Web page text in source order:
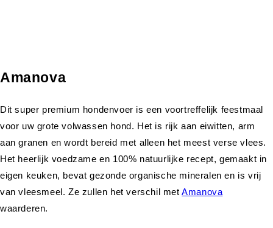
Amanova
Dit super premium hondenvoer is een voortreffelijk feestmaal
voor uw grote volwassen hond. Het is rijk aan eiwitten, arm
aan granen en wordt bereid met alleen het meest verse vlees.
Het heerlijk voedzame en 100% natuurlijke recept, gemaakt in
eigen keuken, bevat gezonde organische mineralen en is vrij
van vleesmeel. Ze zullen het verschil metAmanova
waarderen.